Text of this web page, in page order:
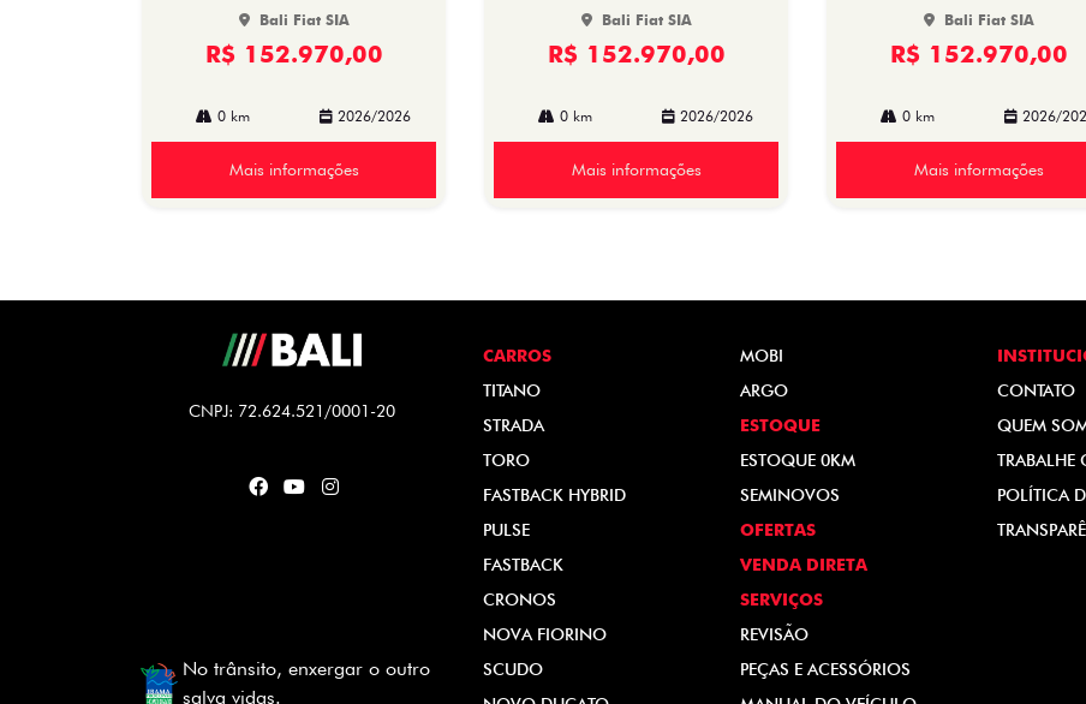
Bali Fiat SIA
R$ 152.970,00
0 km 2026/2026
Mais informações
Bali Fiat SIA
R$ 152.970,00
0 km 2026/2026
Mais informações
Bali Fiat SIA
R$ 152.970,00
0 km 2026/
Mais informações
CNPJ: 72.624.521/0001-20
No trânsito, enxergar o outro
salva vidas.
CARROS
TITANO
STRADA
TORO
FASTBACK HYBRID
PULSE
FASTBACK
CRONOS
NOVA FIORINO
SCUDO
MOBI
ARGO
ESTOQUE
ESTOQUE 0KM
SEMINOVOS
OFERTAS
VENDA DIRETA
SERVIÇOS
REVISÃO
PEÇAS E ACESSÓRIOS
CONTATO
QUEM
POLÍTICA